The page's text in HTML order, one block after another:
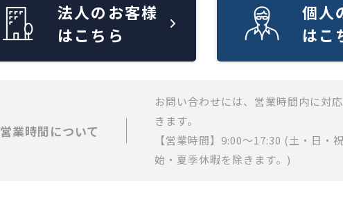
法人のお客様
はこちら
個人
はこ
営業時間について
お問い合わせには、営業時間内に対
きます。
【営業時間】9:00～17:30 (土・日・
始・夏季休暇を除きます。)